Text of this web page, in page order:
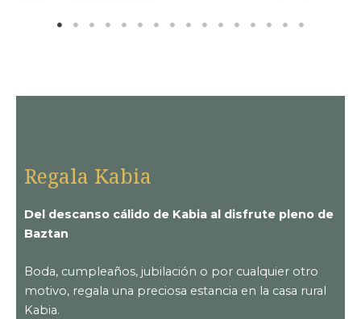
Regala Kabia
Del descanso cálido de Kabia al disfrute pleno de
Baztan
Boda, cumpleaños, jubilación o por cualquier otro
motivo, regala una preciosa estancia en la casa rural
Kabia.